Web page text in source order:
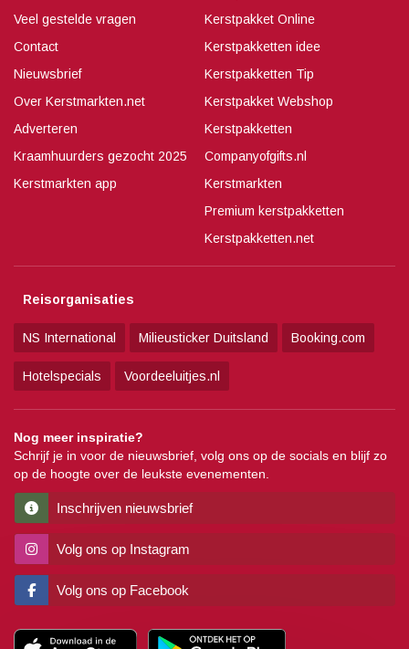
Veel gestelde vragen
Contact
Nieuwsbrief
Over Kerstmarkten.net
Adverteren
Kraamhuurders gezocht 2025
Kerstmarkten app
Kerstpakket Online
Kerstpakketten idee
Kerstpakketten Tip
Kerstpakket Webshop
Kerstpakketten
Companyofgifts.nl
Kerstmarkten
Premium kerstpakketten
Kerstpakketten.net
Reisorganisaties
NS International Milieusticker Duitsland Booking.com
Hotelspecials Voordeeluitjes.nl
Nog meer inspiratie?
Schrijf je in voor de nieuwsbrief, volg ons op de socials en blijf zo
op de hoogte over de leukste evenementen.
Inschrijven nieuwsbrief
Volg ons op Instagram
Volg ons op Facebook